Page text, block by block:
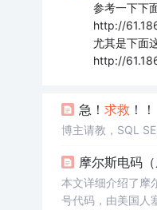
参考一下下
http://
尤其是下面
http://
急！ 求救 ！
博主请教，SQL
摩尔斯电码（
本文详细介绍了摩
号代码，由美国人